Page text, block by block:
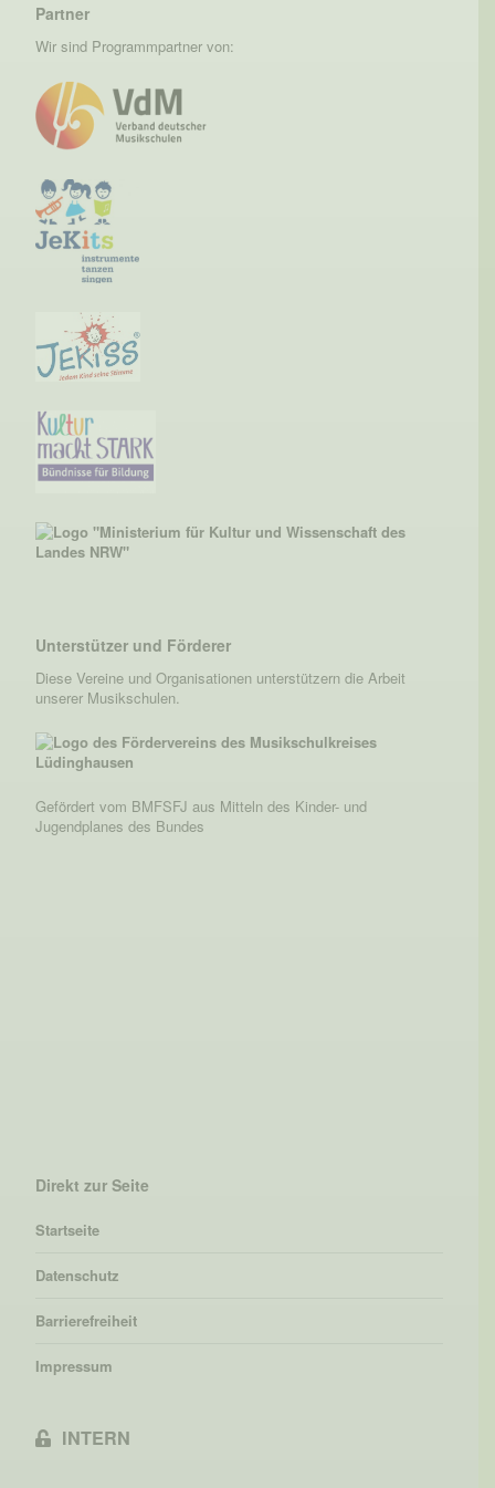
Partner
Wir sind Programmpartner von:
Unterstützer und Förderer
Diese Vereine und Organisationen unterstützern die Arbeit
unserer Musikschulen.
Gefördert vom BMFSFJ aus Mitteln des Kinder- und
Jugendplanes des Bundes
Direkt zur Seite
Startseite
Datenschutz
Barrierefreiheit
Impressum
 INTERN